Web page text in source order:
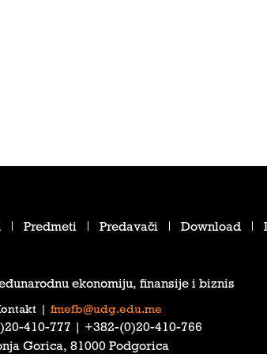
Predmeti Predavači Download
ekonomiju, finansije i biznis
fmefb@udg.edu.me
410-777‎ | ‎+382-(0)20-410-766‎
Gorica, 81000 Podgorica